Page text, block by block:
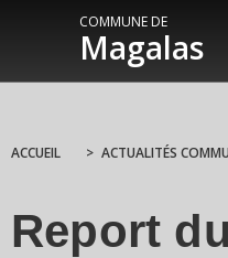
COMMUNE DE
Magalas
ACCUEIL > ACTUALITÉS
Report